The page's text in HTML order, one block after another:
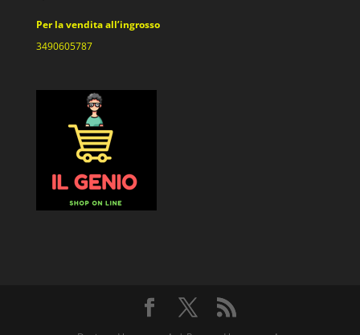
Per la vendita all’ingrosso
3490605787